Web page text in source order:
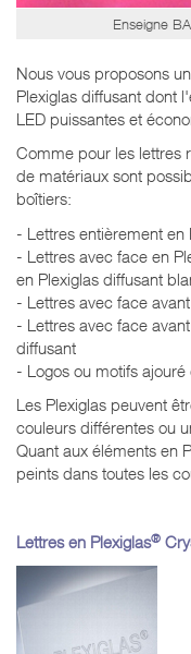
Enseigne
Nous vous proposons
Plexiglas diffusant dont
LED puissantes et
Comme pour les lettres
de matériaux sont
boîtiers:
- Lettres entièrement
- Lettres avec face en
en Plexiglas diffusant
- Lettres avec face
- Lettres avec face
diffusant
- Logos ou motifs ajouré
Les Plexiglas peuvent
couleurs différentes ou
Quant aux éléments en
peints dans toutes les
Lettres en Plexiglas®